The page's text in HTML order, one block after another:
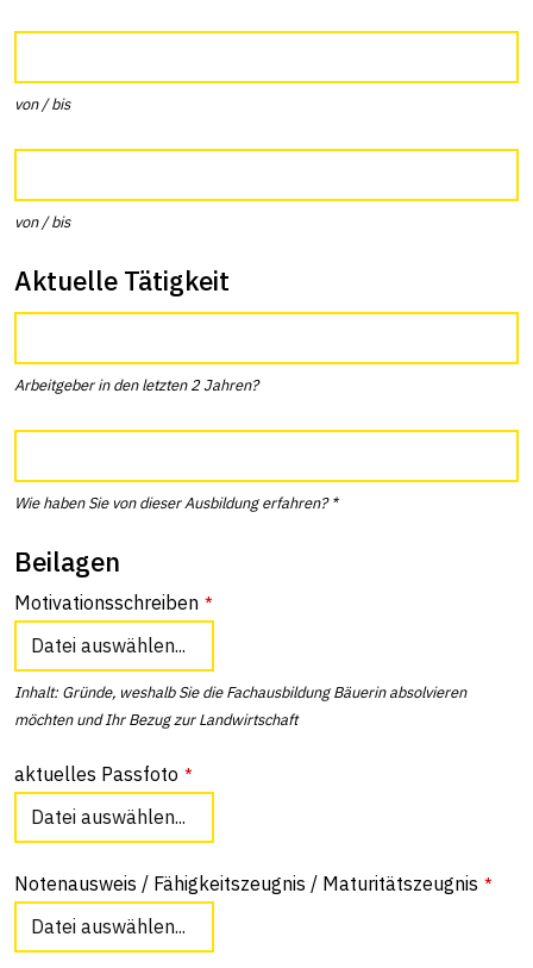
von / bis
von / bis
Aktuelle Tätigkeit
Arbeitgeber in den letzten 2 Jahren?
Wie haben Sie von dieser Ausbildung erfahren? *
Beilagen
Motivationsschreiben *
Datei auswählen...
Inhalt: Gründe, weshalb Sie die Fachausbildung Bäuerin absolvieren
möchten und Ihr Bezug zur Landwirtschaft
aktuelles Passfoto *
Datei auswählen...
Notenausweis / Fähigkeitszeugnis / Maturitätszeugnis *
Datei auswählen...